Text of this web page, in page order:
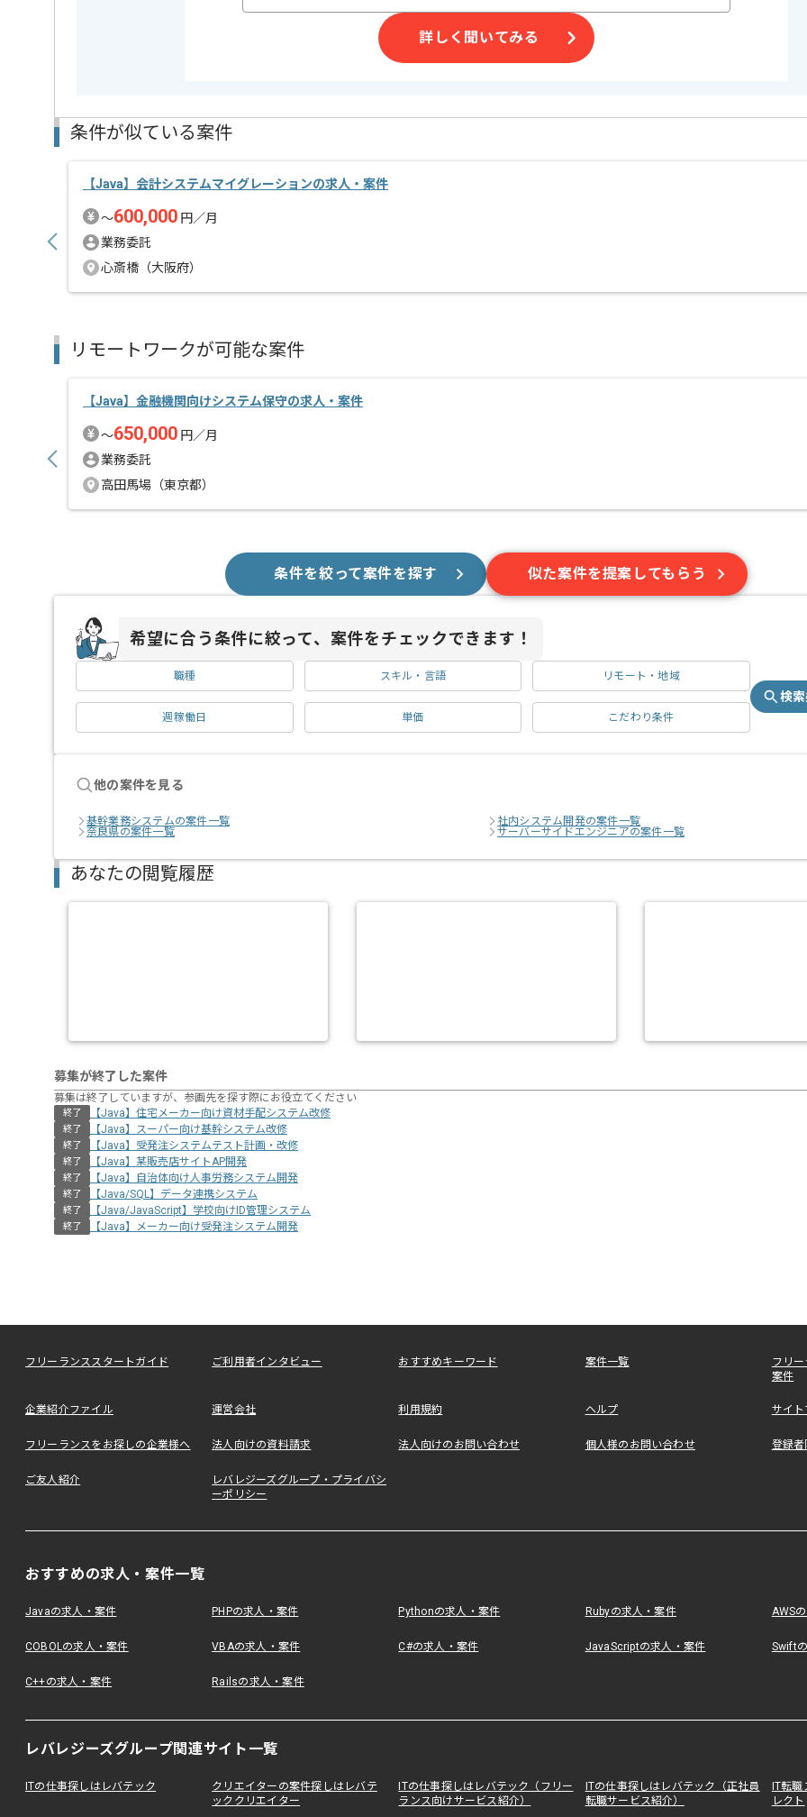
詳しく聞いてみる
条件が似ている案件
【Java】会計システムマイグレーションの求人・案件
〜600,000 円／月
業務委託
心斎橋（大阪府）
リモートワークが可能な案件
【Java】金融機関向けシステム保守の求人・案件
〜650,000 円／月
業務委託
高田馬場（東京都）
条件を絞って案件を探す 似た案件を提案してもらう
希望に合う条件に絞って、案件をチェックできます！
職種 スキル・言語 リモート・地域
週稼働日 単価 こだわり条件
検
他の案件を見る
基幹業務システムの案件一覧
社内システム開発の案件一覧
奈良県の案件一覧
サーバーサイドエンジニアの案件一覧
あなたの閲覧履歴
募集が終了した案件
募集は終了していますが、参画先を探す際にお役立てください
終了 【Java】住宅メーカー向け資材⼿配システム改修
終了 【Java】スーパー向け基幹システム改修
終了 【Java】受発注システムテスト計画・改修
終了 【Java】某販売店サイトAP開発
終了 【Java】自治体向け人事労務システム開発
終了 【Java/SQL】データ連携システム
終了 【Java/JavaScript】学校向けID管理システム
終了 【Java】メーカー向け受発注システム開発
フリーランススタートガイド ご利用者インタビュー おすすめキーワード 案件一覧
フリ
案件
企業紹介ファイル 運営会社 利用規約 ヘルプ サイ
フリーランスをお探しの企業様へ 法人向けの資料請求 法人向けのお問い合わせ 個人様のお問い合わせ 登録者
ご友人紹介
レバレジーズグループ・プライバシ
ーポリシー
おすすめの求人・案件一覧
Javaの求人・案件 PHPの求人・案件 Pythonの求人・案件 Rubyの求人・案件 AWS
COBOLの求人・案件 VBAの求人・案件 C#の求人・案件 JavaScriptの求人・案件 Swift
C++の求人・案件 Railsの求人・案件
レバレジーズグループ関連サイト一覧
ITの仕事探しはレバテック
クリエイターの案件探しはレバテ
ッククリエイター
ITの仕事探しはレバテック（フリー
ランス向けサービス紹介）
ITの仕事探しはレバテック（正社員
転職サービス紹介）
IT転
レクト